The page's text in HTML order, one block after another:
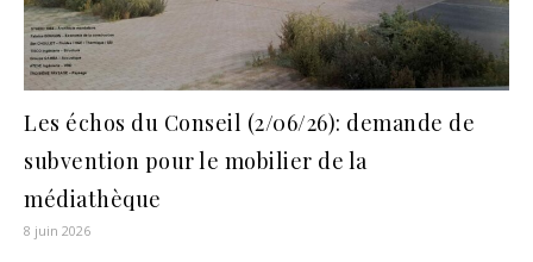
Les échos du Conseil (2/06/26): demande de
subvention pour le mobilier de la
médiathèque
8 juin 2026